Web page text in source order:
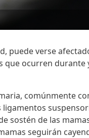
puede verse
que ocurren durante
, comúnmente
sostén de las
seguirán